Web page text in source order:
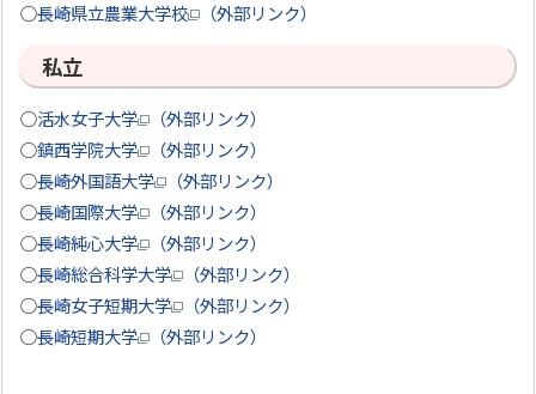
○長崎県立農業大学校 （外部リンク）
私立
○活水女子大学
（外部リンク）
○鎮西学院大学
（外部リンク）
○長崎外国語大学
（外部リンク）
○長崎国際大学
（外部リンク）
○長崎純心大学
（外部リンク）
○長崎総合科学大学
（外部リンク）
○長崎女子短期大学
（外部リンク）
○長崎短期大学 （外部リンク）